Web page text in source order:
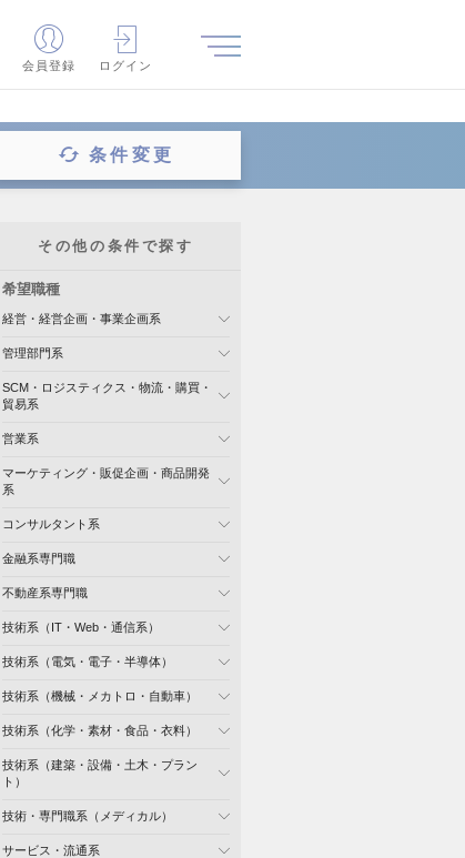
会員登録 ログイン
条件変更
その他の条件で探す
希望職種
経営・経営企画・事業企画系
管理部門系
SCM・ロジスティクス・物流・購買・
貿易系
営業系
マーケティング・販促企画・商品開発
系
コンサルタント系
金融系専門職
不動産系専門職
技術系（IT・Web・通信系）
技術系（電気・電子・半導体）
技術系（機械・メカトロ・自動車）
技術系（化学・素材・食品・衣料）
技術系（建築・設備・土木・プラン
ト）
技術・専門職系（メディカル）
サービス・流通系